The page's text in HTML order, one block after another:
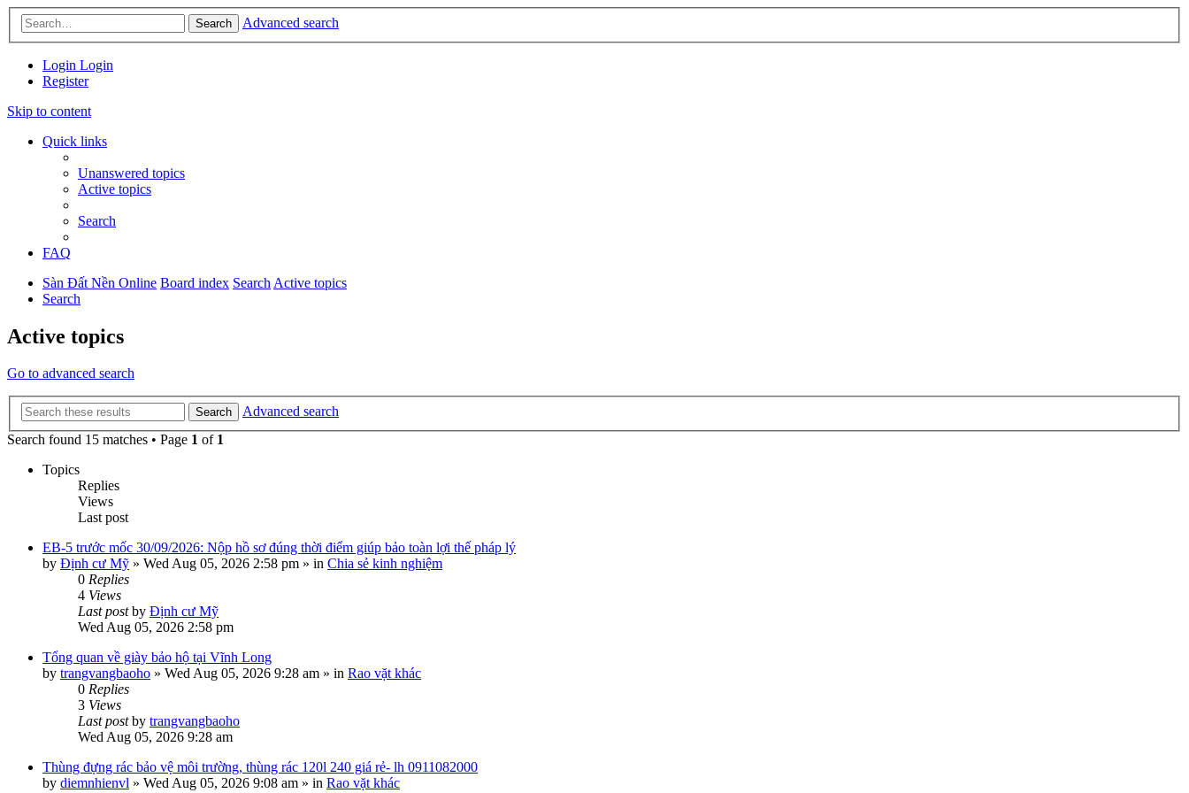
Search Advanced search
Login Login
Register
Skip to content
Quick links
Unanswered topics
Active topics
Search
FAQ
Sàn Đất Nền Online Board index Search Active topics
Search
Active topics
Go to advanced search
Search
Advanced search
Search found 15 matches • Page 1 of 1
Topics
Replies
Views
Last post
EB-5 trước mốc 30/09/2026: Nộp hồ sơ đúng thời điểm giúp bảo toàn lợi thế pháp lý
by Định cư Mỹ » Wed Aug 05, 2026 2:58 pm » in Chia sẻ kinh nghiệm
0 Replies
4 Views
Last postby Định cư Mỹ
Wed Aug 05, 2026 2:58 pm
Tổng quan về giày bảo hộ tại Vĩnh Long
by trangvangbaoho » Wed Aug 05, 2026 9:28 am » in Rao vặt khác
0 Replies
3 Views
Last postby trangvangbaoho
Wed Aug 05, 2026 9:28 am
Thùng đựng rác bảo vệ môi trường, thùng rác 120l 240 giá rẻ- lh 0911082000
by diemnhienvl » Wed Aug 05, 2026 9:08 am » in Rao vặt khác